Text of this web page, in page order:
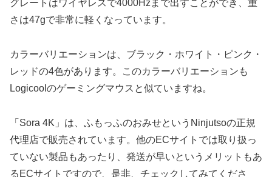
グレートはワイヤレスで4000Hzまで出すことができ、重
さは47gで非常に軽くなっています。
カラーバリエーションは、ブラック・ホワイト・ピンク・
レッドの4色があります。このカラーバリエーションも
Logicoolのゲーミングマウスと似ていますね。
「Sora 4K」は、ふもっふのおみせというNinjutsoの正規
代理店で販売されています。他のECサイトでは取り扱っ
ていない製品もあったり、発送が早いというメリットもあ
るECサイトですので、是非、チェックしてみてくださ